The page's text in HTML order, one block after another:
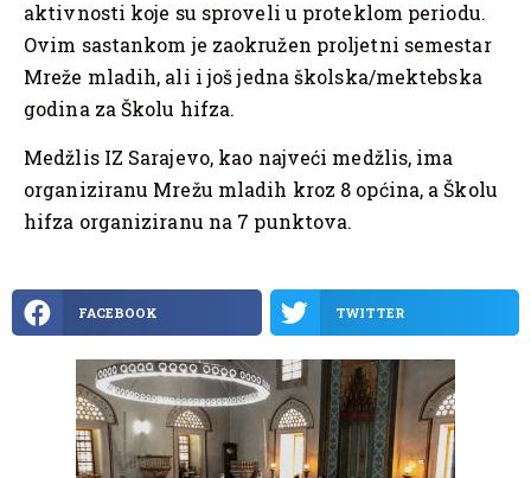
aktivnosti koje su sproveli u proteklom periodu.
Ovim sastankom je zaokružen proljetni semestar
Mreže mladih, ali i još jedna školska/mektebska
godina za Školu hifza.
Medžlis IZ Sarajevo, kao najveći medžlis, ima
organiziranu Mrežu mladih kroz 8 općina, a Školu
hifza organiziranu na 7 punktova.
FACEBOOK TWITTER